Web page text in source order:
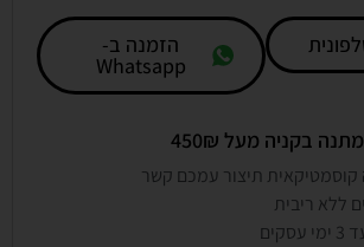
הזמנה ב-
Whatsapp
בקניה מעל 450₪
תיצור עמכם קשר